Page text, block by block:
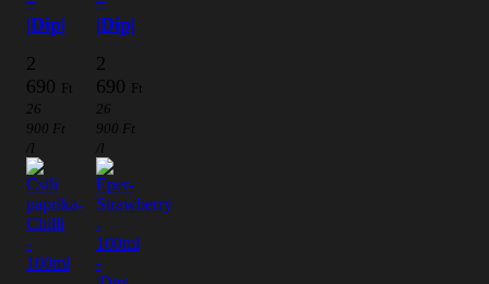
|Dip|
2
690 Ft
26
900 Ft
/l
|Dip|
2
690 Ft
26
900 Ft
/l